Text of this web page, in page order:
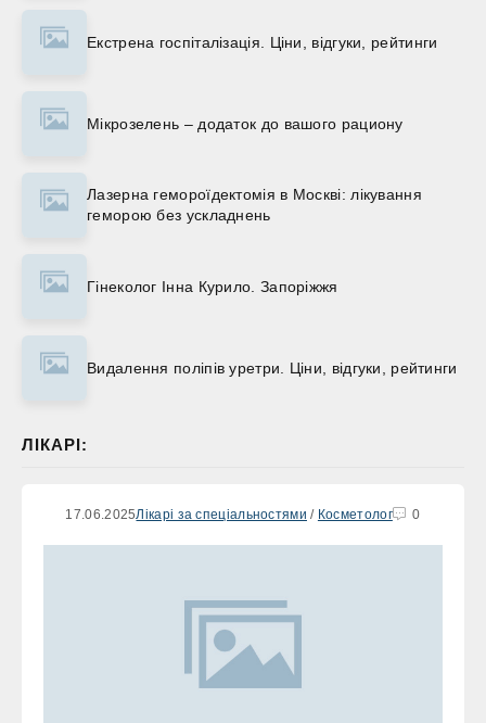
Екстрена госпіталізація. Ціни, відгуки, рейтинги
Мікрозелень – додаток до вашого рациону
Лазерна гемороїдектомія в Москві: лікування
геморою без ускладнень
Гінеколог Інна Курило. Запоріжжя
Видалення поліпів уретри. Ціни, відгуки, рейтинги
ЛІКАРІ:
17.06.2025Лікарі за спеціальностями / Косметолог 0